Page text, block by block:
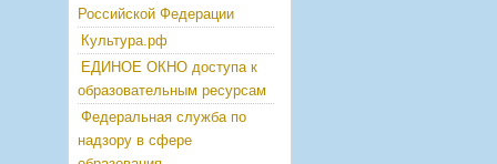
Российской Федерации
Культура.рф
ЕДИНОЕ ОКНО доступа к
образовательным ресурсам
Федеральная служба по
надзору в сфере